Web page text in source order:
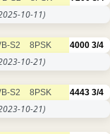
10-11)
S2 8PSK 4000 3/4
10-21)
S2 8PSK 4443 3/4
10-21)